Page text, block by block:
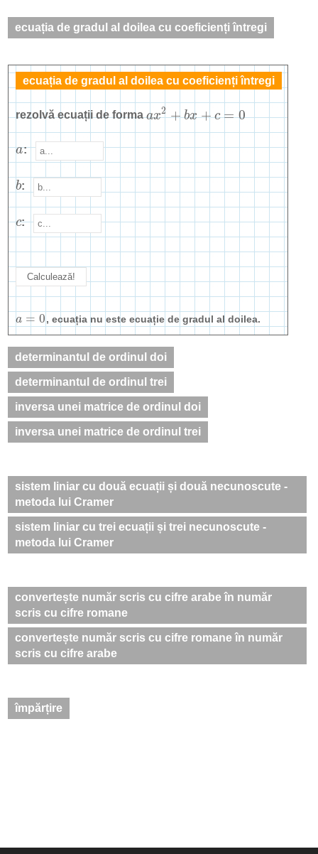
ecuația de gradul al doilea cu coeficienți întregi
ecuația de gradul al doilea cu coeficienți întregi
rezolvă ecuații de formaax2 + bx + c = 0
ax2+bx+c=0
a
a:
b
b:
c
c:
a = 0
a=0 , ecuația nu este ecuație de gradul al doilea.
determinantul de ordinul doi
determinantul de ordinul trei
inversa unei matrice de ordinul doi
inversa unei matrice de ordinul trei
sistem liniar cu două ecuații și două necunoscute -
metoda lui Cramer
sistem liniar cu trei ecuații și trei necunoscute -
metoda lui Cramer
convertește număr scris cu cifre arabe în număr
scris cu cifre romane
convertește număr scris cu cifre romane în număr
scris cu cifre arabe
împărțire